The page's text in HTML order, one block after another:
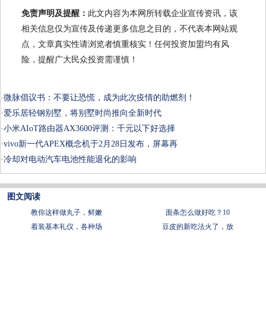
免责声明及提醒： 此文内容为本网所转载企业宣传资讯，该
相关信息仅为宣传及传递更多信息之目的，不代表本网站观
点，文章真实性请浏览者慎重核实！任何投资加盟均有风
险，提醒广大民众投资需谨慎！
·微脉倡议书：不要让恐慌，成为此次疫情的助燃剂！
·爱乐居轻钢别墅，将别墅时尚推向全新时代
·小米AIoT路由器AX3600评测：千元以下好选择
·vivo新一代APEX概念机于2月28日发布，屏幕再
·冷却对电动汽车电池性能退化的影响
图文阅读
教你这样做丸子，鲜嫩
面条怎么做好吃？10
着装基本礼仪，各种场
豆皮的新吃法火了，放